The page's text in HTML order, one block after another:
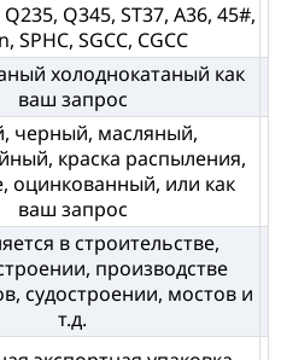
Q345, ST37, A36, 45#,
SPHC, SGCC, CGCC
холоднокатаный как
ваш запрос
черный, масляный,
краска распыления,
оцинкованный, или как
ваш запрос
в строительстве,
производстве
судостроении, мостов и
т.д.